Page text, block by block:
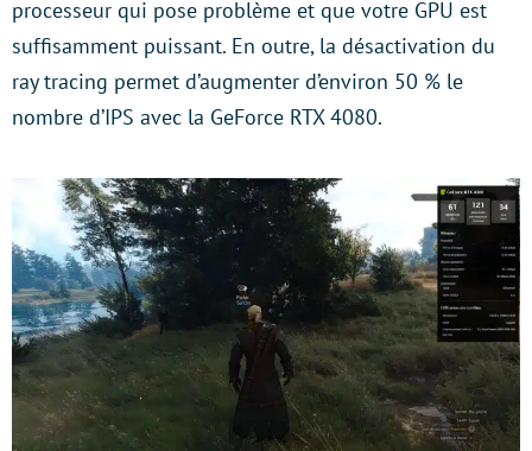
processeur qui pose problème et que votre GPU est
suffisamment puissant. En outre, la désactivation du
ray tracing permet d’augmenter d’environ 50 % le
nombre d’IPS avec la GeForce RTX 4080.